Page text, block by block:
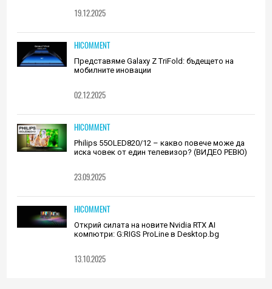
19.12.2025
HICOMMENT
Представяме Galaxy Z TriFold: бъдещето на
мобилните иновации
02.12.2025
HICOMMENT
Philips 55OLED820/12 – какво повече може да
иска човек от един телевизор? (ВИДЕО РЕВЮ)
23.09.2025
HICOMMENT
Открий силата на новите Nvidia RTX AI
компютри: G:RIGS ProLine в Desktop.bg
13.10.2025